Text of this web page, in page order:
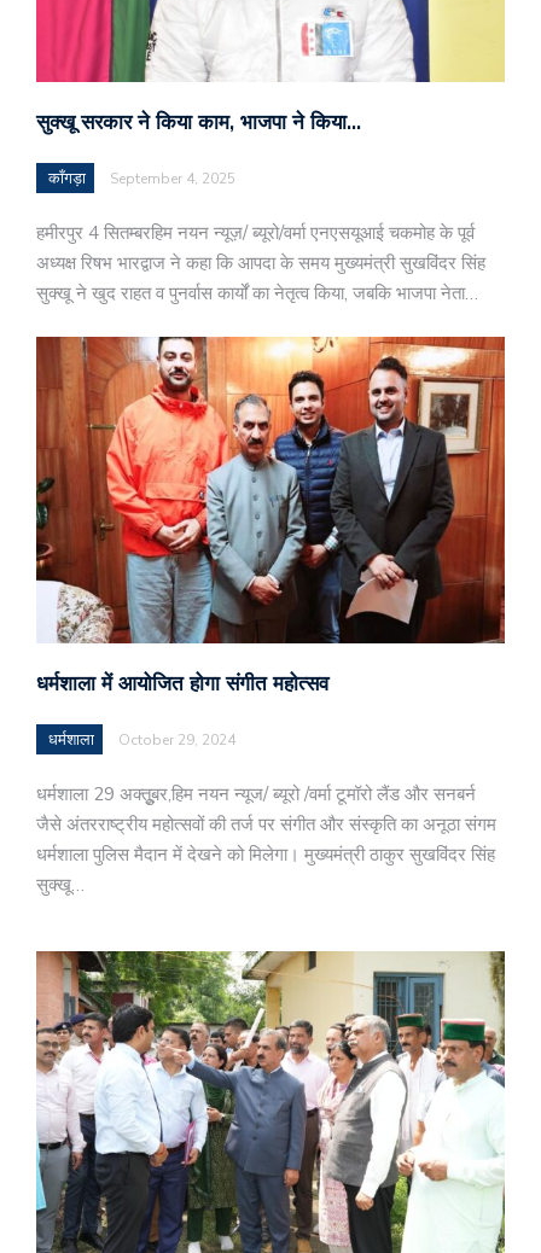
सुक्खू सरकार ने किया काम, भाजपा ने किया…
काँगड़ा September 4, 2025
हमीरपुर 4 सितम्बरहिम नयन न्यूज़/ ब्यूरो/वर्मा एनएसयूआई चकमोह के पूर्व
अध्यक्ष रिषभ भारद्वाज ने कहा कि आपदा के समय मुख्यमंत्री सुखविंदर सिंह
सुक्खू ने खुद राहत व पुनर्वास कार्यों का नेतृत्व किया, जबकि भाजपा नेता…
धर्मशाला में आयोजित होगा संगीत महोत्सव
धर्मशाला October 29, 2024
धर्मशाला 29 अक्तूुबर,हिम नयन न्यूज/ ब्यूरो /वर्मा टूमॉरो लैंड और सनबर्न
जैसे अंतरराष्ट्रीय महोत्सवों की तर्ज पर संगीत और संस्कृति का अनूठा संगम
धर्मशाला पुलिस मैदान में देखने को मिलेगा। मुख्यमंत्री ठाकुर सुखविंदर सिंह
सुक्खू…